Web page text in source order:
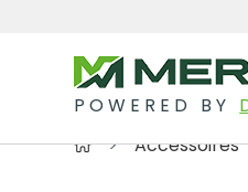
POWERED BY
Accessoires